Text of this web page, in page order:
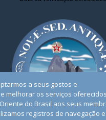
a seus gostos e
melhorar os serviços oferecidos
do Brasil aos seus
registros de navegação e